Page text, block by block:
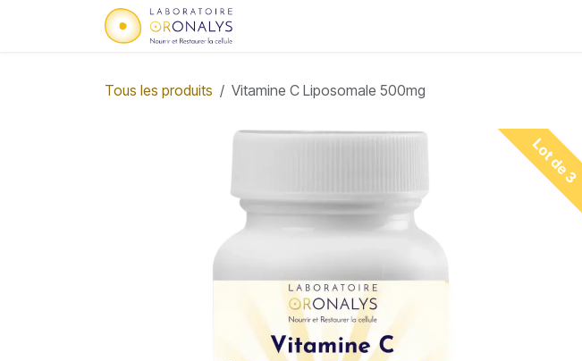
Se rendre au contenu
Tous les produits Vitamine C Liposomale 500mg
Lot de 3